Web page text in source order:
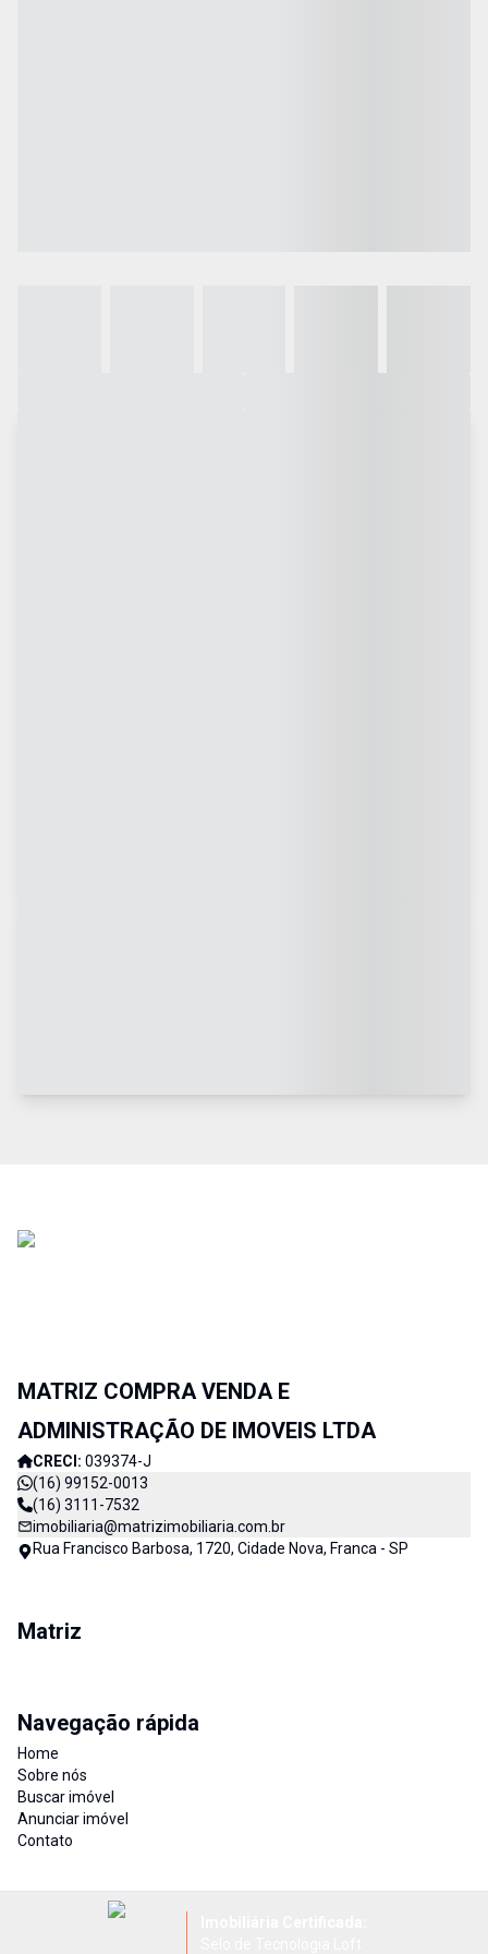
MATRIZ COMPRA VENDA E
ADMINISTRAÇÃO DE IMOVEIS LTDA
CRECI: 039374-J
(16) 99152-0013
(16) 3111-7532
imobiliaria@matrizimobiliaria.com.br
Rua Francisco Barbosa, 1720, Cidade Nova, Franca - SP
Matriz
Navegação rápida
Home
Sobre nós
Buscar imóvel
Anunciar imóvel
Contato